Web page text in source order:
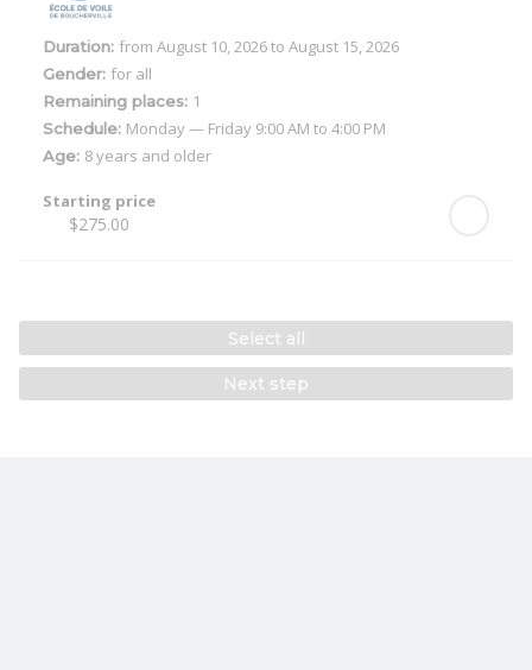
Duration: from August 10, 2026to August 15, 2026
Gender: for all
Remaining places: 1
Schedule: Monday— Friday 9:00 AM to 4:00 PM
Age: 8 years and older
Starting price
$275.00
Select all
Next step